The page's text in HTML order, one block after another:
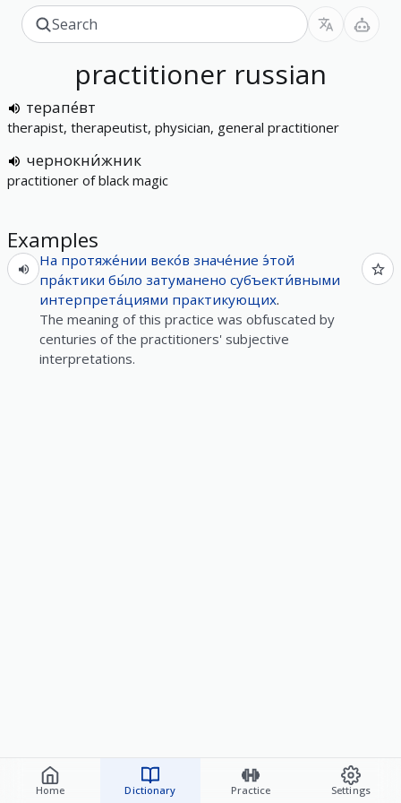
Home Dictionary Practice Settings
practitioner russian
терапе́вт
therapist, therapeutist, physician, general practitioner
чернокни́жник
practitioner of black magic
Examples
На протяже́нии веко́в значе́ние э́той
пра́ктики бы́ло затуманено субъекти́вными
интерпрета́циями практикующих.
The meaning of this practice was obfuscated by
centuries of the practitioners' subjective
interpretations.